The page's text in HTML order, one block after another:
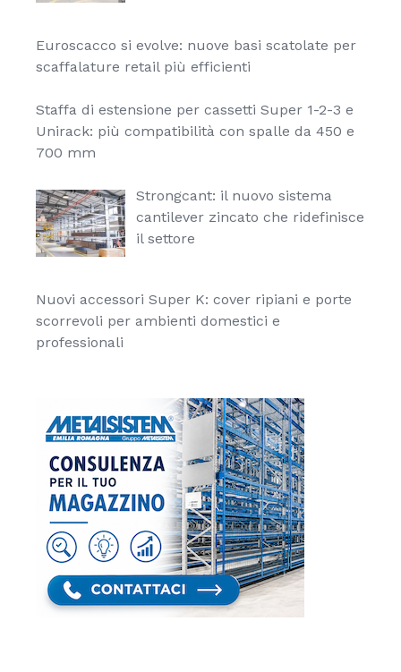
Euroscacco si evolve: nuove basi scatolate per
scaffalature retail più efficienti
Staffa di estensione per cassetti Super 1-2-3 e
Unirack: più compatibilità con spalle da 450 e
700 mm
Strongcant: il nuovo sistema
cantilever zincato che ridefinisce
il settore
Nuovi accessori Super K: cover ripiani e porte
scorrevoli per ambienti domestici e
professionali